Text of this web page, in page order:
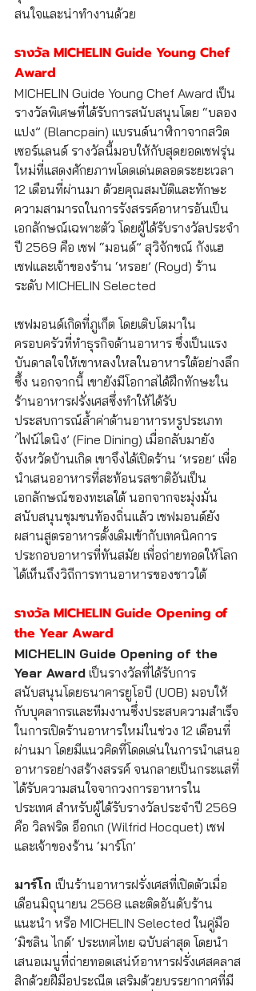
สนใจและน่าทำงานด้วย
รางวัล MICHELIN Guide Young Chef
Award
MICHELIN Guide Young Chef Award เป็น
รางวัลพิเศษที่ได้รับการสนับสนุนโดย “บลอง
แปง” (Blancpain) แบรนด์นาฬิกาจากสวิต
เซอร์แลนด์ รางวัลนี้มอบให้กับสุดยอดเชฟรุ่น
ใหม่ที่แสดงศักยภาพโดดเด่นตลอดระยะเวลา
12 เดือนที่ผ่านมา ด้วยคุณสมบัติและทักษะ
ความสามารถในการรังสรรค์อาหารอันเป็น
เอกลักษณ์เฉพาะตัว โดยผู้ได้รับรางวัลประจำ
ปี 2569 คือ เชฟ “มอนด์” สุวิจักขณ์ กังแฮ
เชฟและเจ้าของร้าน ‘หรอย’ (Royd) ร้าน
ระดับ MICHELIN Selected
เชฟมอนด์เกิดที่ภูเก็ต โดยเติบโตมาใน
ครอบครัวที่ทำธุรกิจด้านอาหาร ซึ่งเป็นแรง
บันดาลใจให้เขาหลงใหลในอาหารใต้อย่างลึก
ซึ้ง นอกจากนี้ เขายังมีโอกาสได้ฝึกทักษะใน
ร้านอาหารฝรั่งเศสซึ่งทำให้ได้รับ
ประสบการณ์ล้ำค่าด้านอาหารหรูประเภท
‘ไฟน์ไดนิง’ (Fine Dining) เมื่อกลับมายัง
จังหวัดบ้านเกิด เขาจึงได้เปิดร้าน ‘หรอย’ เพื่อ
นำเสนออาหารที่สะท้อนรสชาติอันเป็น
เอกลักษณ์ของทะเลใต้ นอกจากจะมุ่งมั่น
สนับสนุนชุมชนท้องถิ่นแล้ว เชฟมอนด์ยัง
ผสานสูตรอาหารดั้งเดิมเข้ากับเทคนิคการ
ประกอบอาหารที่ทันสมัย เพื่อถ่ายทอดให้โลก
ได้เห็นถึงวิถีการทานอาหารของชาวใต้
รางวัล MICHELIN Guide Opening of
the Year Award
MICHELIN Guide Opening of the
Year Award เป็นรางวัลที่ได้รับการ
สนับสนุนโดยธนาคารยูโอบี (UOB) มอบให้
กับบุคลากรและทีมงานซึ่งประสบความสำเร็จ
ในการเปิดร้านอาหารใหม่ในช่วง 12 เดือนที่
ผ่านมา โดยมีแนวคิดที่โดดเด่นในการนำเสนอ
อาหารอย่างสร้างสรรค์ จนกลายเป็นกระแสที่
ได้รับความสนใจจากวงการอาหารใน
ประเทศ สำหรับผู้ได้รับรางวัลประจำปี 2569
คือ วิลฟริด อ็อกเก (Wilfrid Hocquet) เชฟ
และเจ้าของร้าน ‘มาร์โก’
มาร์โก เป็นร้านอาหารฝรั่งเศสที่เปิดตัวเมื่อ
เดือนมิถุนายน 2568 และติดอันดับร้าน
แนะนำ หรือ MICHELIN Selected ในคู่มือ
‘มิชลิน ไกด์’ ประเทศไทย ฉบับล่าสุด โดยนำ
เสนอเมนูที่ถ่ายทอดเสน่ห์อาหารฝรั่งเศสคลาส
สิกด้วยฝีมือประณีต เสริมด้วยบรรยากาศที่มี